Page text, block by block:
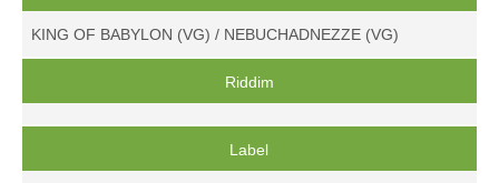
KING OF BABYLON (VG) / NEBUCHADNEZZE (VG)
Riddim
Label